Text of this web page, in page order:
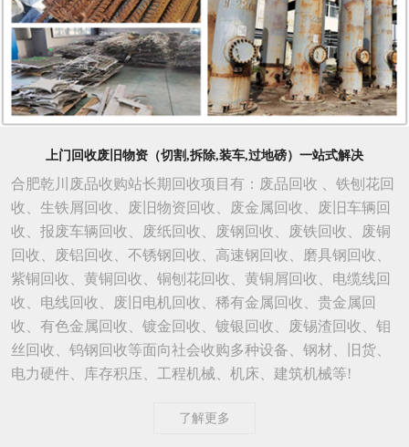
上门回收废旧物资（切割,拆除,装车,过地磅）一站式解决
合肥乾川废品收购站长期回收项目有：废品回收 、铁刨花回
收、生铁屑回收、废旧物资回收、废金属回收、废旧车辆回
收、报废车辆回收、废纸回收、废钢回收、废铁回收、废铜
回收、废铝回收、不锈钢回收、高速钢回收、磨具钢回收、
紫铜回收、黄铜回收、铜刨花回收、黄铜屑回收、电缆线回
收、电线回收、废旧电机回收、稀有金属回收、贵金属回
收、有色金属回收、镀金回收、镀银回收、废锡渣回收、钼
丝回收、钨钢回收等面向社会收购多种设备、钢材、旧货、
电力硬件、库存积压、工程机械、机床、建筑机械等!
了解更多